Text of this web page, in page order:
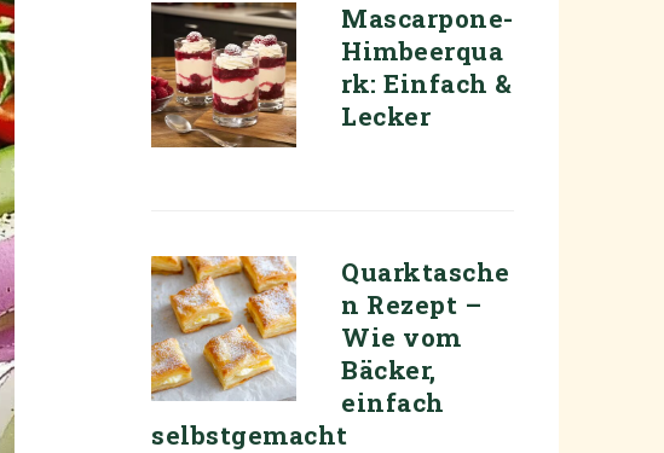
Mascarpone-
Himbeerqua
rk: Einfach &
Lecker
Quarktasche
n Rezept –
Wie vom
Bäcker,
einfach
selbstgemacht